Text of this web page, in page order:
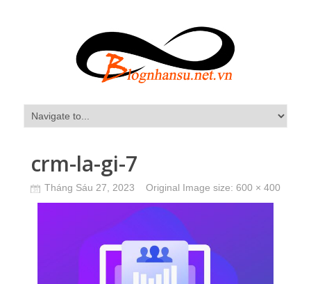
crm-la-gi-7
Tháng Sáu 27, 2023 Original Image size: 600 × 400